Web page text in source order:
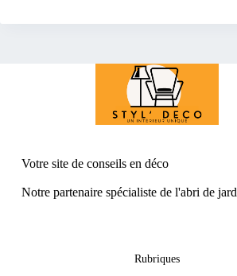
Votre site de conseils en déco
Notre partenaire spécialiste de l'abri de
Rubriques